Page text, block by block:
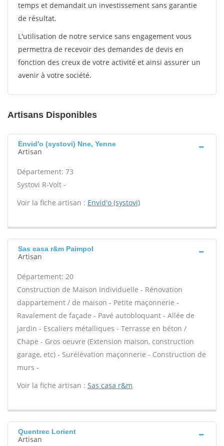
temps et demandait un investissement sans garantie
de résultat.
L'utilisation de notre service sans engagement vous
permettra de recevoir des demandes de devis en
fonction des creux de votre activité et ainsi assurer un
avenir à votre société.
Artisans Disponibles
Envid'o (systovi) Nne, Yenne
Artisan
Département: 73
Systovi R-Volt -
Voir la fiche artisan : Envid'o (systovi)
Sas casa r&m Paimpol
Artisan
Département: 20
Construction de Maison Individuelle - Rénovation
dappartement / de maison - Petite maçonnerie -
Ravalement de façade - Pavé autobloquant - Allée de
jardin - Escaliers métalliques - Terrasse en béton /
Chape - Gros oeuvre (Extension maison, construction
garage, etc) - Surélévation maçonnerie - Construction de
murs -
Voir la fiche artisan : Sas casa r&m
Quentrec Lorient
Artisan